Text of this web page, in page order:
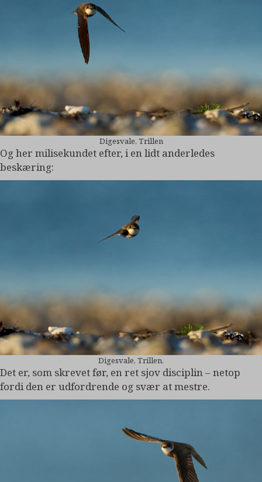
Digesvale, Trillen
Og her milisekundet efter, i en lidt anderledes
beskæring:
Digesvale, Trillen.
Det er, som skrevet før, en ret sjov disciplin – netop
fordi den er udfordrende og svær at mestre.